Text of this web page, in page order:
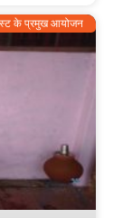
के प्रमुख आयोजन